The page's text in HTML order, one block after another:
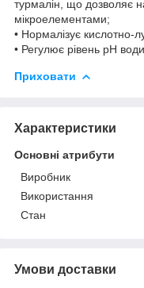
турмалін, що дозволяє
мікроелементами;
• Нормалізує кислотно-
• Регулює рівень рН води.
Приховати
Характеристики
Основні атрибути
Виробник
Використання
Стан
Умови доставки